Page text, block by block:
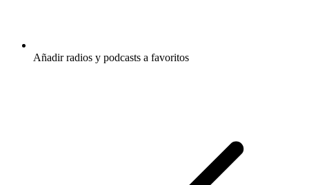
Añadir radios y podcasts a favoritos